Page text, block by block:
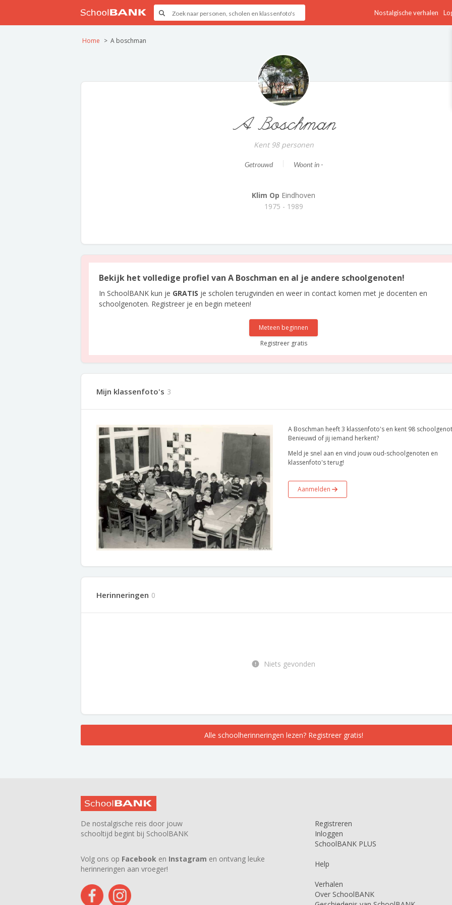
Nostalgische verhalen
Home A boschman
A Boschman
Kent 98 personen
Getrouwd Woont in -
Klim Op Eindhoven
1975 - 1989
Bekijk het volledige profiel van A Boschman en al je andere schoolgenoten!
In SchoolBANK kun je GRATIS je scholen terugvinden en weer in contact komen met je docenten en
schoolgenoten. Registreer je en begin meteen!
Meteen beginnen
Registreer gratis
Mijn klassenfoto's 3
A Boschman heeft 3 klassenfoto's en kent 98
Benieuwd of jij iemand herkent?
Meld je snel aan en vind jouw oud-schoolgenoten en
klassenfoto's terug!
Aanmelden
Herinneringen 0
Niets gevonden
Alle schoolherinneringen lezen? Registreer gratis!
De nostalgische reis door jouw
schooltijd begint bij SchoolBANK
Volg ons op Facebook en Instagram en ontvang leuke
herinneringen aan vroeger!
Registreren
Inloggen
SchoolBANK PLUS
Help
Verhalen
Over SchoolBANK